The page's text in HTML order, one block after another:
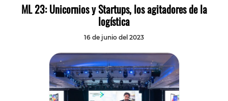
ML 23: Unicornios y Startups, los agitadores de la
logística
16 de junio del 2023